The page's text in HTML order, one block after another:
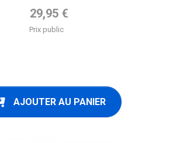
Prix de base
29,95 €
Prix public
AJOUTER AU PANIER